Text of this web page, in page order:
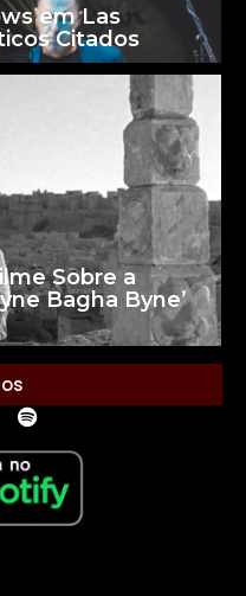
em Las
Citados
Sobre a
Bagha Byne’